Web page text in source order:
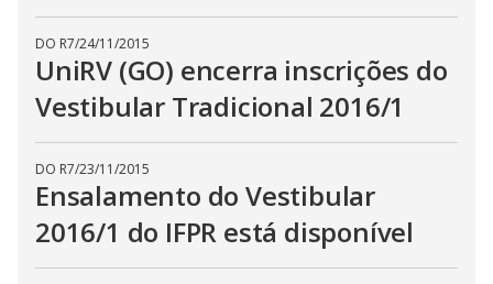
DO R7/24/11/2015
UniRV (GO) encerra inscrições do
Vestibular Tradicional 2016/1
DO R7/23/11/2015
Ensalamento do Vestibular
2016/1 do IFPR está disponível